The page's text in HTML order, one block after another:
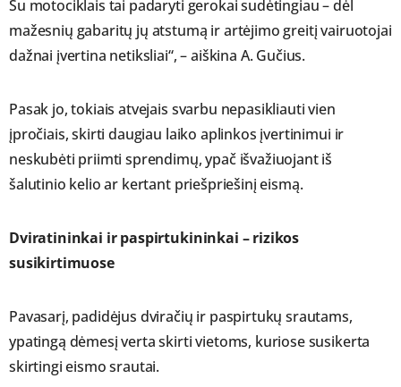
Su motociklais tai padaryti gerokai sudėtingiau – dėl
mažesnių gabaritų jų atstumą ir artėjimo greitį vairuotojai
dažnai įvertina netiksliai“, – aiškina A. Gučius.
Pasak jo, tokiais atvejais svarbu nepasikliauti vien
įpročiais, skirti daugiau laiko aplinkos įvertinimui ir
neskubėti priimti sprendimų, ypač išvažiuojant iš
šalutinio kelio ar kertant priešpriešinį eismą.
Dviratininkai ir paspirtukininkai – rizikos
susikirtimuose
Pavasarį, padidėjus dviračių ir paspirtukų srautams,
ypatingą dėmesį verta skirti vietoms, kuriose susikerta
skirtingi eismo srautai.